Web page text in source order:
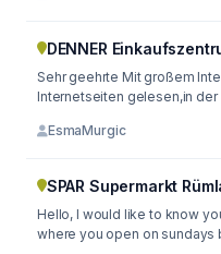
DENNER
Sehr geehrte Mit großem
Internetseiten gelesen,in der
EsmaMurgic
SPAR Supermarkt
Hello, I would like to know
where you open on sundays